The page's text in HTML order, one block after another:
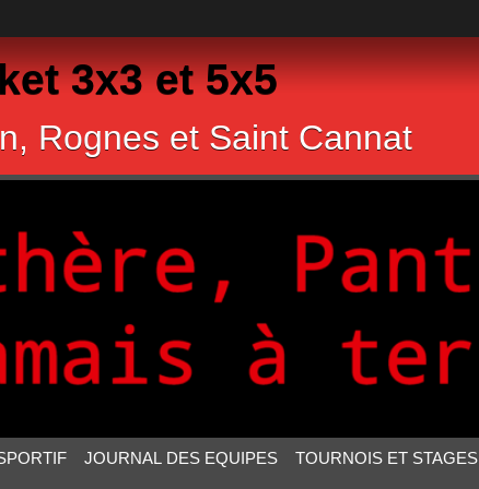
3x3 et 5x5
Rognes et Saint Cannat
JOURNAL DES EQUIPES TOURNOIS ET STAGES